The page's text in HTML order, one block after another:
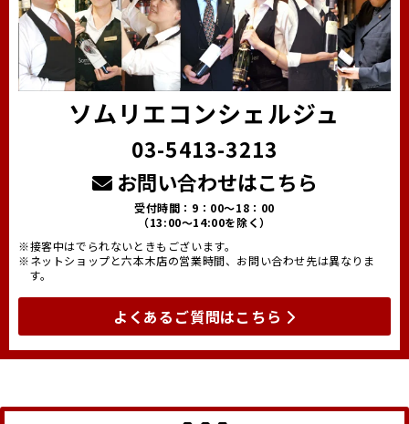
ソムリエコンシェルジュ
03-5413-3213
お問い合わせはこちら
受付時間：9：00～18：00
（13:00～14:00を除く）
※接客中はでられないときもございます。
※ネットショップと六本木店の営業時間、お問い合わせ先は異なりま
す。
よくあるご質問はこちら